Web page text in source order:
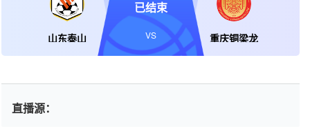
山东泰山 重庆铜梁龙
已结束
VS
直播源：